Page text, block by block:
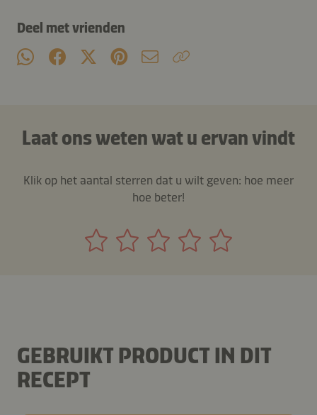
Deel met vrienden
Laat ons weten wat u ervan vindt
Klik op het aantal sterren dat u wilt geven: hoe meer
hoe beter!
GEBRUIKT PRODUCT IN DIT
RECEPT